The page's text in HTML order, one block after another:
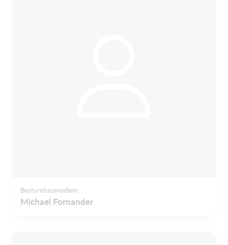
Bestyrelsesmedlem
Michael Fornander